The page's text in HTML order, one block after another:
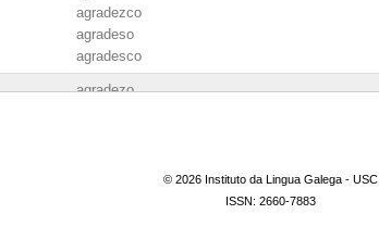
agradezco
agradeso
agradesco
agradezo
Fricativo ovular sonoro [ʁ]
Fricativo glotal ou laringal xordo [h]
© 2026 Instituto da Lingua Galega - USC
ISSN: 2660-7883